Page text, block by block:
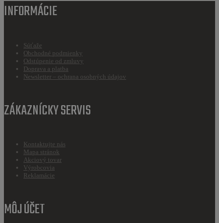
INFORMÁCIE
Súťaže
Obchodné podmienky
Odstúpenie od zmluvy
Doprava a platba
Newsletter – ochrana osobných údajov
ZÁKAZNÍCKY SERVIS
Kontaktujte nás
Mapa stránok
Akciový tovar
Výrobcovia
Reklamácie
MÔJ ÚČET